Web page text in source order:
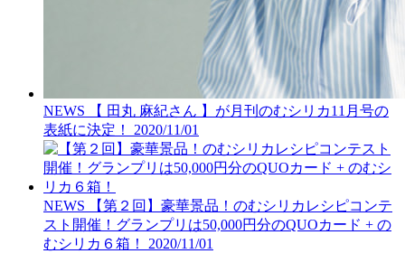
NEWS
【 田丸 麻紀さん 】が月刊のむシリカ11月号の
表紙に決定！
2020/11/01
NEWS
【第２回】豪華景品！のむシリカレシピコンテ
スト開催！グランプリは50,000円分のQUOカード + の
むシリカ６箱！
2020/11/01